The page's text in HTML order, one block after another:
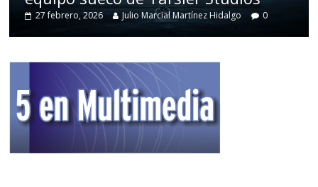
27 febrero, 2026 Julio Marcial Martínez Hidalgo 0